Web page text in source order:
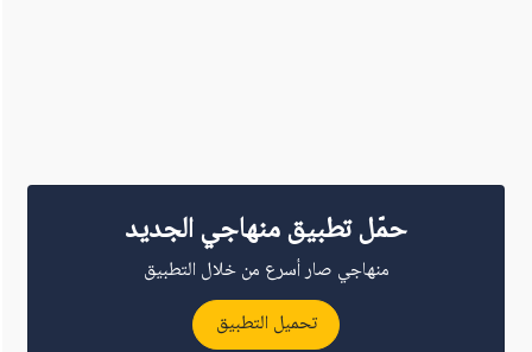
حمّل تطبيق منهاجي الجديد
منهاجي صار أسرع من خلال التطبيق
تحميل التطبيق